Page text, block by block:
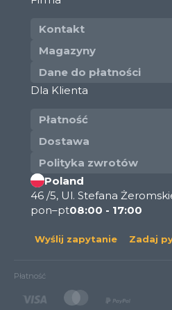
Kontakt
Magazyny
Dane do płatności
Dla Klienta
Płatność
Dostawa
Polityka zwrotów
Poland
46 /5, Ul. Stefana
pon–pt08:00 - 17:00
Wyślij zapytanie Zadaj
Płatność